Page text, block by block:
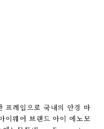
프레임으로 국내의 안경 마
이웨어 브랜드 아이 에노모